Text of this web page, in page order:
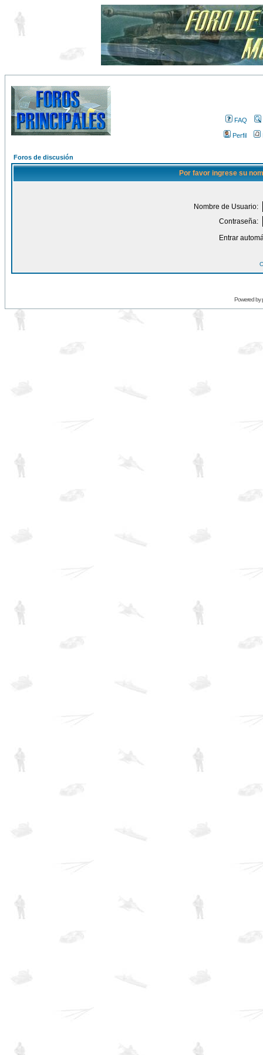
FAQ
Perfil
Foros de discusión
Por favor ingrese su
Nombre de Usuario:
Contraseña:
Entrar
Powered by